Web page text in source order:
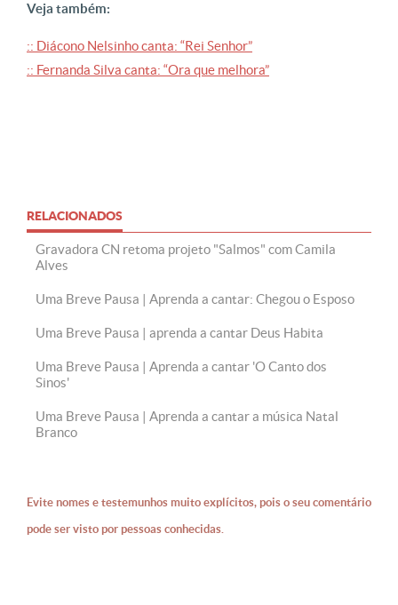
Veja também:
:: Diácono Nelsinho canta: “Rei Senhor”
:: Fernanda Silva canta: “Ora que melhora”
RELACIONADOS
Gravadora CN retoma projeto "Salmos" com Camila
Alves
Uma Breve Pausa | Aprenda a cantar: Chegou o Esposo
Uma Breve Pausa | aprenda a cantar Deus Habita
Uma Breve Pausa | Aprenda a cantar 'O Canto dos
Sinos'
Uma Breve Pausa | Aprenda a cantar a música Natal
Branco
Evite nomes e testemunhos muito explícitos, pois o seu comentário
pode ser visto por pessoas conhecidas.